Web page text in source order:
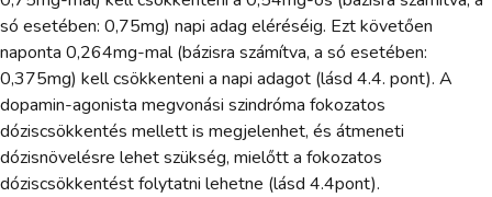
só esetében: 0,75mg) napi adag eléréséig. Ezt követően
naponta 0,264mg-mal (bázisra számítva, a só esetében:
0,375mg) kell csökkenteni a napi adagot (lásd 4.4. pont). A
dopamin-agonista megvonási szindróma fokozatos
dóziscsökkentés mellett is megjelenhet, és átmeneti
dózisnövelésre lehet szükség, mielőtt a fokozatos
dóziscsökkentést folytatni lehetne (lásd 4.4pont).